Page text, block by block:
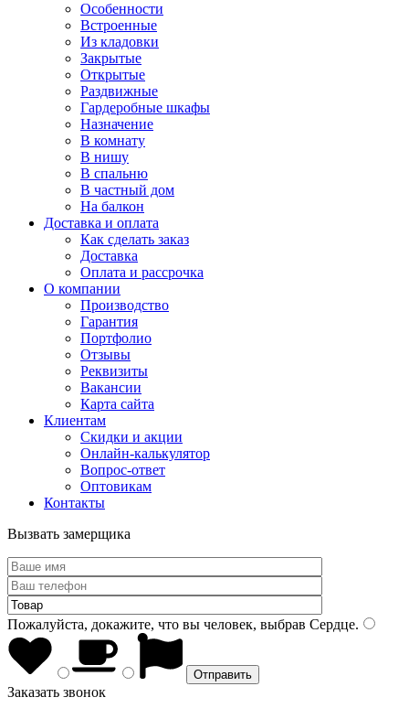
Особенности
Встроенные
Из кладовки
Закрытые
Открытые
Раздвижные
Гардеробные шкафы
Назначение
В комнату
В нишу
В спальню
В частный дом
На балкон
Доставка и оплата
Как сделать заказ
Доставка
Оплата и рассрочка
О компании
Производство
Гарантия
Портфолио
Отзывы
Реквизиты
Вакансии
Карта сайта
Клиентам
Скидки и акции
Онлайн-калькулятор
Вопрос-ответ
Оптовикам
Контакты
Вызвать замерщика
Пожалуйста, докажите, что вы человек, выбрав Сердце.
Заказать звонок